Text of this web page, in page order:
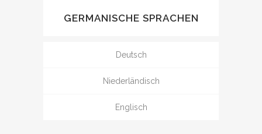
GERMANISCHE SPRACHEN
Deutsch
Niederländisch
Englisch